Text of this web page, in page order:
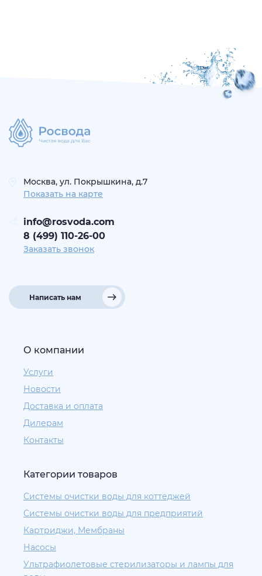
Москва, ул. Покрышкина, д.7
Показать на карте
info@rosvoda.com
8 (499) 110-26-00
Заказать звонок
Написать нам
О компании
Услуги
Новости
Доставка и оплата
Дилерам
Контакты
Категории товаров
Системы очистки воды для коттеджей
Системы очистки воды для предприятий
Картриджи, Мембраны
Насосы
Ультрафиолетовые стерилизаторы и лампы для